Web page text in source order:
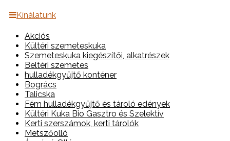
Kínálatunk
Akciós
Kültéri szemeteskuka
Szemeteskuka kiegészítői, alkatrészek
Beltéri szemetes
hulladékgyűjtő konténer
Bogrács
Talicska
Fém hulladékgyűjtő és tároló edények
Kültéri Kuka Bio Gasztro és Szelektív
Kerti szerszámok, kerti tárolók
Metszőolló